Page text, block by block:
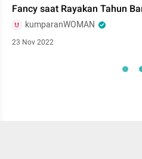
Fancy saat Rayakan Tahun
kumparanWOMAN
23 Nov 2022